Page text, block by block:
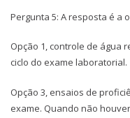
Pergunta 5: A resposta é a
Opção 1, controle de água
ciclo do exame laboratorial.
Opção 3, ensaios de
exame. Quando não